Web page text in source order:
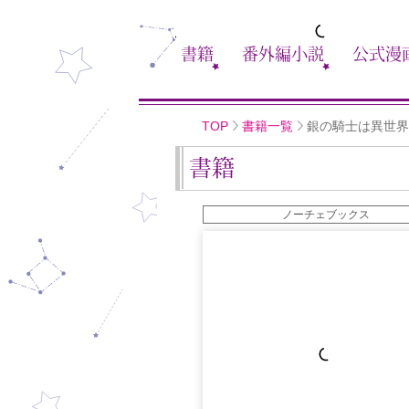
書籍 番外編小説 公式漫
TOP 書籍一覧 銀の騎士は異世
書籍
ノーチェブックス